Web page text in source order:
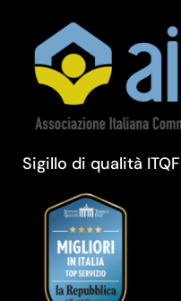
Sigillo di qualità ITQF